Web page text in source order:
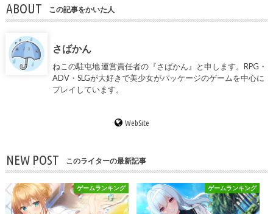
ABOUT この記事をかいた人
さばかん
ねこの駐屯地 運営責任者の『さばかん』と申します。RPG・
ADV・SLGが大好きで美少女がパッケージのゲームを中心に
プレイしています。
WebSite
NEW POST このライターの最新記事
ゲームランキング ゲームランキング